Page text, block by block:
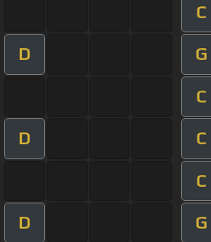
C
D G
C
D C
C
D G